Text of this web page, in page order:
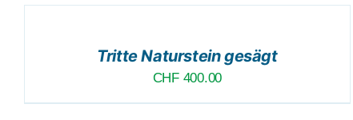
ZUSAMMENSTELLUNG
DETAILS
Tritte Naturstein gesägt
CHF 400.00